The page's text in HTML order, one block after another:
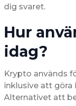
dig svaret.
Hur
idag?
Krypto används
inklusive att göra
Alternativet att